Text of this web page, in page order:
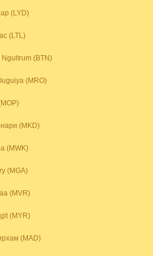
(LYD)
(LTL)
(BTN)
(MRO)
(MKD)
(MWK)
(MGA)
(MVR)
(MYR)
(MAD)